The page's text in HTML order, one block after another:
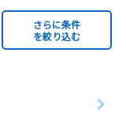
さらに条件
を絞り込む